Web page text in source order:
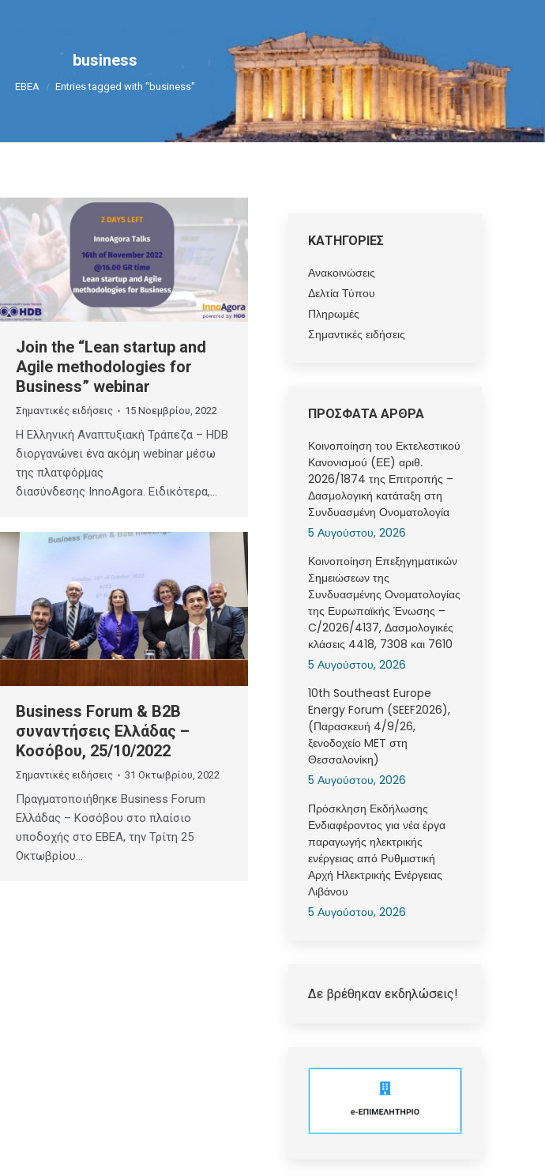
business
You are here:
ΕΒΕΑ Entries tagged with "business"
Join the “Lean startup and
Agile methodologies for
Business” webinar
Σημαντικές ειδήσεις 15 Νοεμβρίου, 2022
Η Ελληνική Αναπτυξιακή Τράπεζα – HDB
διοργανώνει ένα ακόμη webinar μέσω
της πλατφόρμας
διασύνδεσης InnoAgora. Ειδικότερα,…
Business Forum & B2B
συναντήσεις Ελλάδας –
Κοσόβου, 25/10/2022
Σημαντικές ειδήσεις 31 Οκτωβρίου, 2022
Πραγματοποιήθηκε Business Forum
Ελλάδας – Κοσόβου στο πλαίσιο
υποδοχής στο ΕΒΕΑ, την Τρίτη 25
Οκτωβρίου…
ΚΑΤΗΓΟΡΙΕΣ
Ανακοινώσεις
Δελτία Τύπου
Πληρωμές
Σημαντικές ειδήσεις
ΠΡΟΣΦΑΤΑ ΑΡΘΡΑ
Κοινοποίηση του Εκτελεστικού
Κανονισμού (ΕΕ) αριθ.
2026/1874 της Επιτροπής –
Δασμολογική κατάταξη στη
Συνδυασμένη Ονοματολογία
5 Αυγούστου, 2026
Κοινοποίηση Επεξηγηματικών
Σημειώσεων της
Συνδυασμένης Ονοματολογίας
της Ευρωπαϊκής Ένωσης –
C/2026/4137, Δασμολογικές
κλάσεις 4418, 7308 και 7610
5 Αυγούστου, 2026
10th Southeast Europe
Energy Forum (SEEF2026),
(Παρασκευή 4/9/26,
ξενοδοχείο MET στη
Θεσσαλονίκη)
5 Αυγούστου, 2026
Πρόσκληση Εκδήλωσης
Ενδιαφέροντος για νέα έργα
παραγωγής ηλεκτρικής
ενέργειας από Ρυθμιστική
Αρχή Ηλεκτρικής Ενέργειας
Λιβάνου
5 Αυγούστου, 2026
Δε βρέθηκαν εκδηλώσεις!